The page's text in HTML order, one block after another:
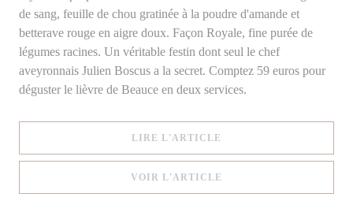
de sang, feuille de chou gratinée à la poudre d'amande et
betterave rouge en aigre doux. Façon Royale, fine purée de
légumes racines. Un véritable festin dont seul le chef
aveyronnais Julien Boscus a la secret. Comptez 59 euros pour
déguster le lièvre de Beauce en deux services.
LIRE L'ARTICLE
VOIR L'ARTICLE